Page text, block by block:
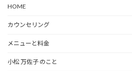
カ
ブ
HOME
カウンセリング
メニューと料金
小松 万佐子 のこと